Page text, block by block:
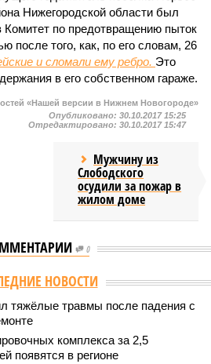
Нижегородской области был
Комитет по предотвращению пыток
после того, как, по его словам, 26
и сломали ему ребро. Это
в его собственном гараже.
«Нашей версии в Нижнем Новогороде»
Опубликовано: 30.10.2017 15:25
Отредактировано: 30.10.2017 15:47
Мужчину из
Слободского
осудили за пожар в
жилом доме
0
НОВОСТИ
тяжёлые травмы после падения с
комплекса за 2,5
появятся в регионе